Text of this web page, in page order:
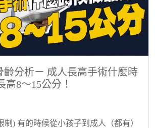
齡分析ㄧ 成人長高手術什麼時
高8～15公分！
制) 有的時候從小孩子到成人（都有）